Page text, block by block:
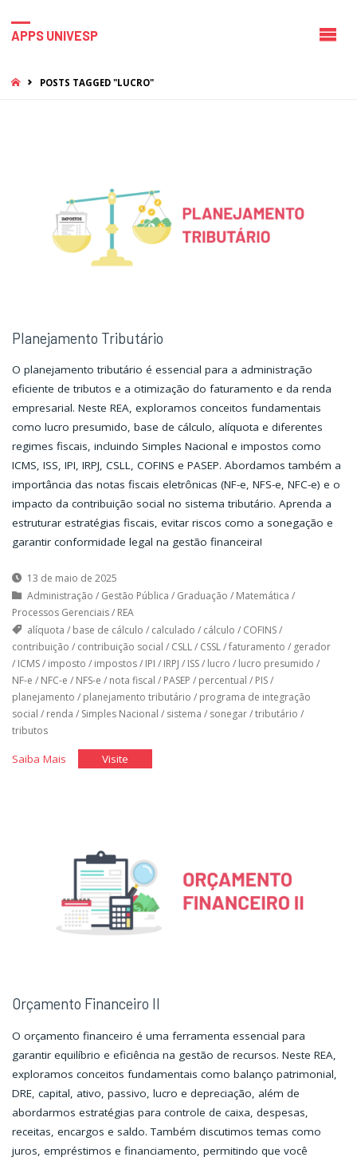
APPS UNIVESP
HOMEPOSTS TAGGED "LUCRO"
Planejamento Tributário
O planejamento tributário é essencial para a administração
eficiente de tributos e a otimização do faturamento e da renda
empresarial. Neste REA, exploramos conceitos fundamentais
como lucro presumido, base de cálculo, alíquota e diferentes
regimes fiscais, incluindo Simples Nacional e impostos como
ICMS, ISS, IPI, IRPJ, CSLL, COFINS e PASEP. Abordamos também a
importância das notas fiscais eletrônicas (NF-e, NFS-e, NFC-e) e o
impacto da contribuição social no sistema tributário. Aprenda a
estruturar estratégias fiscais, evitar riscos como a sonegação e
garantir conformidade legal na gestão financeira!
13 de maio de 2025
Administração / Gestão Pública / Graduação / Matemática /
Processos Gerenciais/ REA
alíquota / base de cálculo / calculado / cálculo / COFINS/
contribuição / contribuição social / CSLL/ CSSL/faturamento / gerador
/ ICMS/ imposto / impostos/ IPI / IRPJ / ISS/ lucro / lucro presumido /
NF-e / NFC-e / NFS-e / nota fiscal / PASEP / percentual / PIS/
planejamento / planejamento tributário / programa de integração
social / renda / Simples Nacional / sistema / sonegar/tributário /
tributos
Saiba Mais"Planejamento
Visite"Planejamento
Orçamento Financeiro II
O orçamento financeiro é uma ferramenta essencial para
garantir equilíbrio e eficiência na gestão de recursos. Neste REA,
exploramos conceitos fundamentais como balanço patrimonial,
DRE, capital, ativo, passivo, lucro e depreciação, além de
abordarmos estratégias para controle de caixa, despesas,
receitas, encargos e saldo. Também discutimos temas como
juros, empréstimos e financiamento, permitindo que você